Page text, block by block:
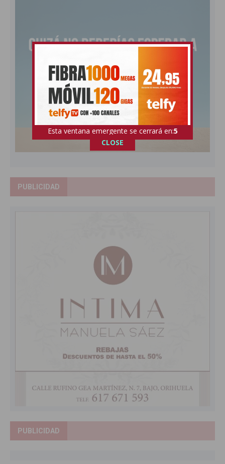
PUBLICIDAD
PUBLICIDAD
Esta ventana emergente se cerrará en:4
CLOSE